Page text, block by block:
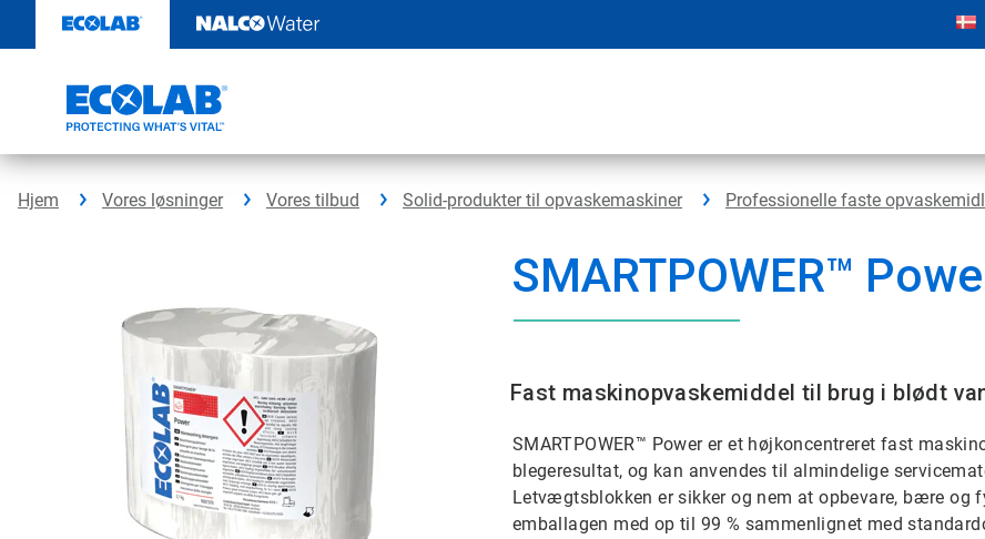
indhold
Hjem Vores løsninger Vores tilbud Solid-produkter til opvaskemaskiner Professionelle faste
SMARTPOWER™
Fast maskinopvaskemiddel til brug i blødt
SMARTPOWER™ Power er et højkoncentreret fast
blegeresultat, og kan anvendes til almindelige
Letvægtsblokken er sikker og nem at opbevare, bære og
emballagen med op til 99 % sammenlignet med